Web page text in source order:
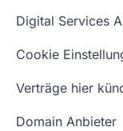
Was ist eine
Domain Umzug
Wie ist meine IP?
Email Adresse
Digital Services
Cookie
Verträge hier
Domain Anbieter